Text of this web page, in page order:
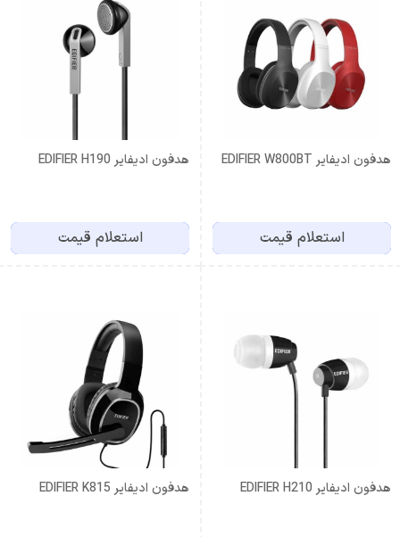
هدفون ادیفایر EDIFIER W800BT
استعلام قیمت
هدفون ادیفایر EDIFIER H190
استعلام قیمت
هدفون ادیفایر EDIFIER H210 هدفون ادیفایر EDIFIER K815